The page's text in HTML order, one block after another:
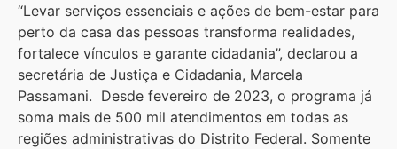
“Levar serviços essenciais e ações de bem-estar para
perto da casa das pessoas transforma realidades,
fortalece vínculos e garante cidadania”, declarou a
secretária de Justiça e Cidadania, Marcela
Passamani. Desde fevereiro de 2023, o programa já
soma mais de 500 mil atendimentos em todas as
regiões administrativas do Distrito Federal. Somente